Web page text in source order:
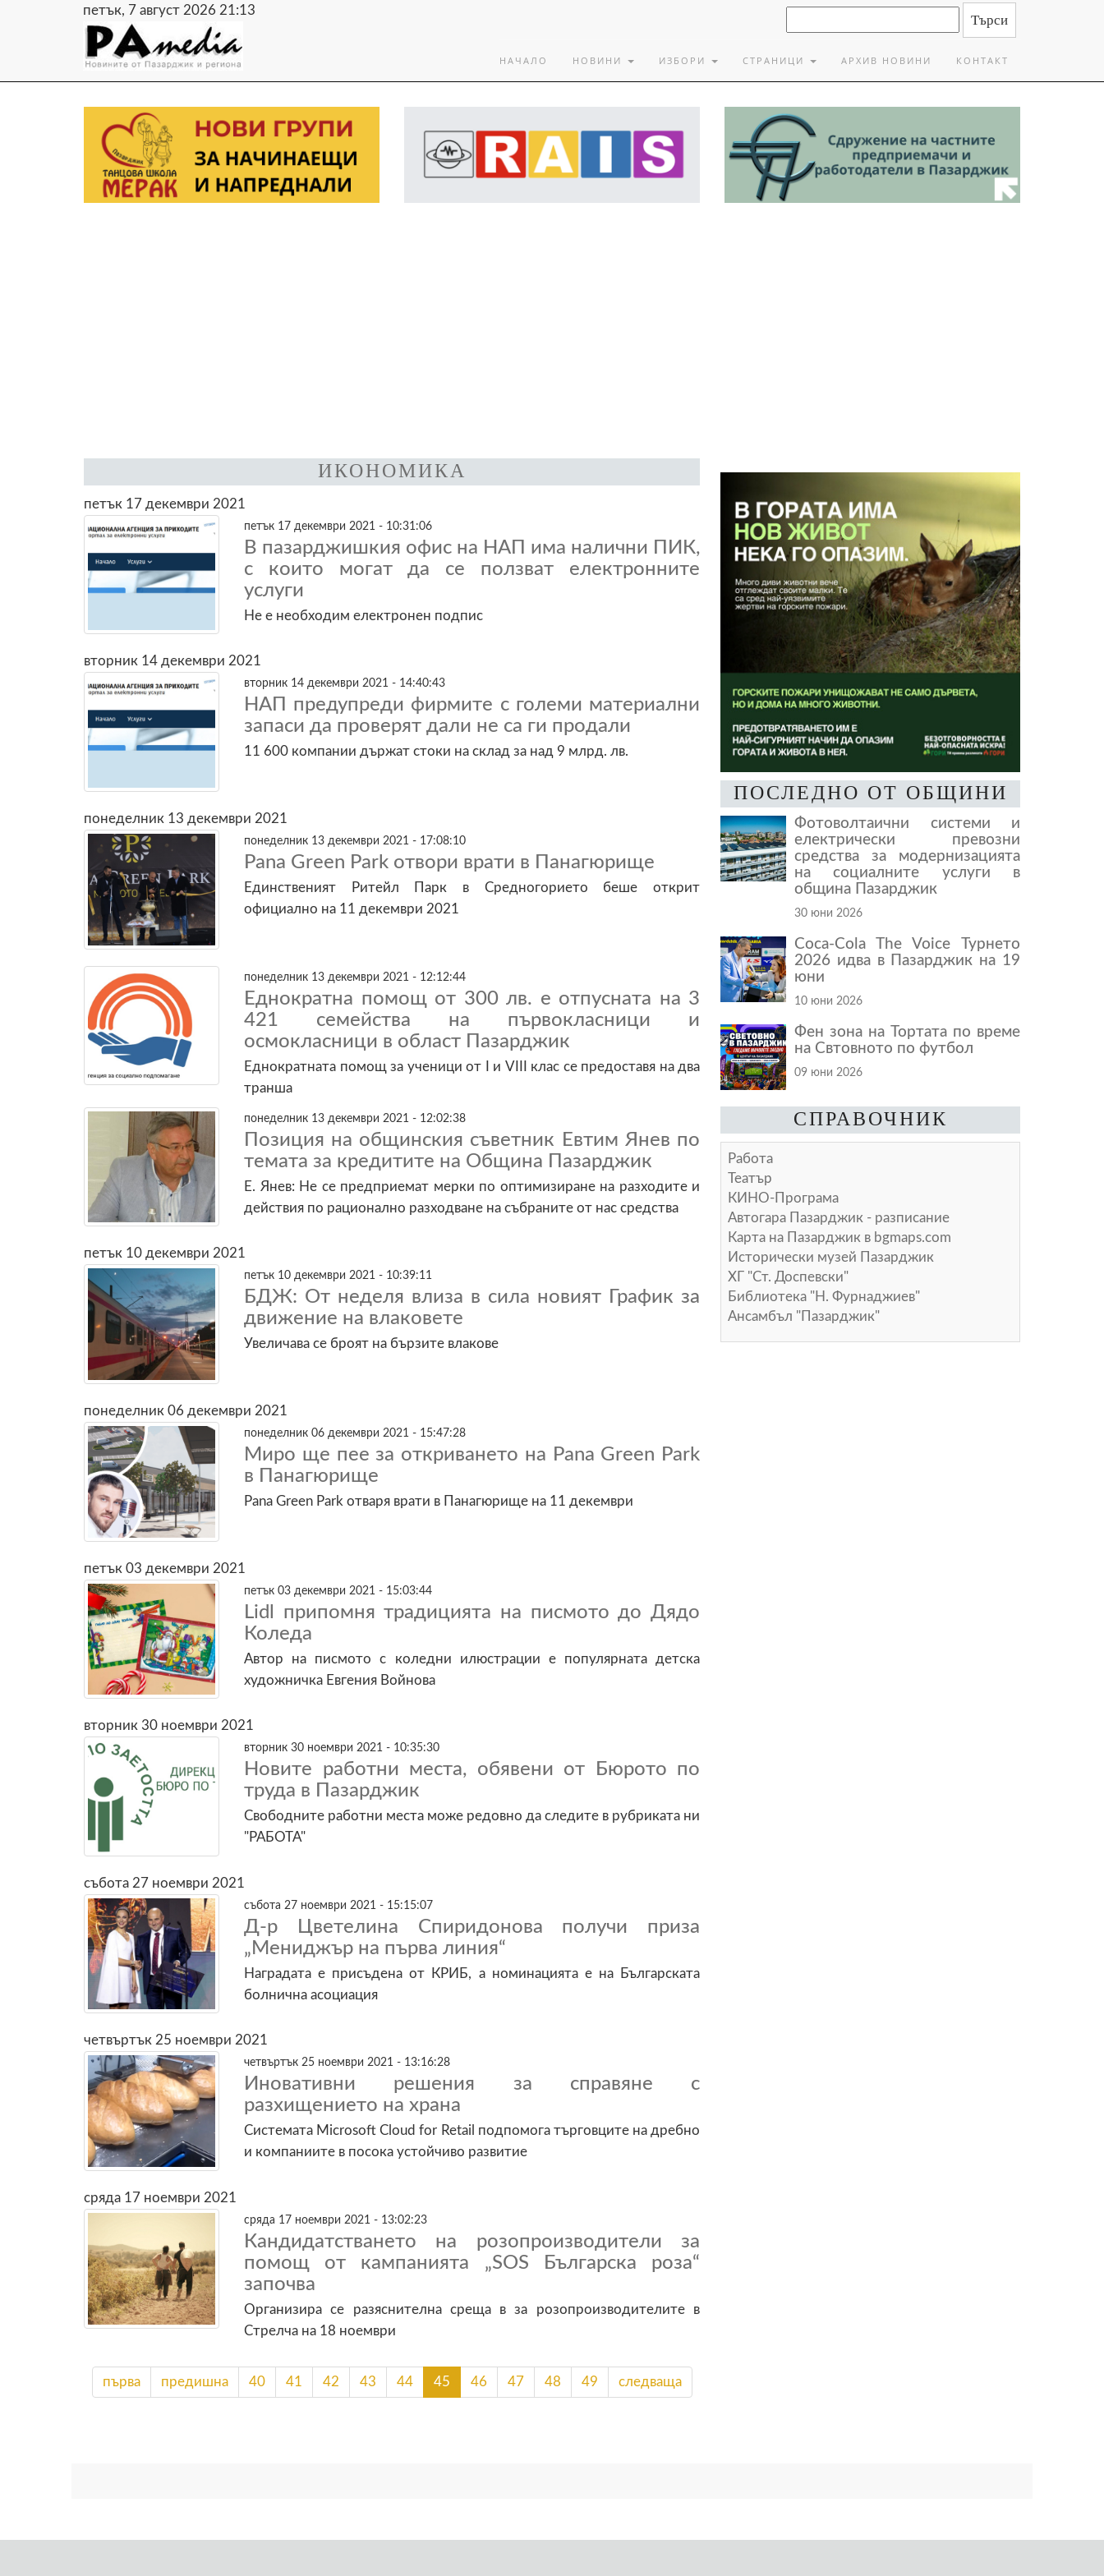
петък, 7 август 2026 21:13
НАЧАЛО НОВИНИ ИЗБОРИ СТРАНИЦИ АРХИВ НОВИНИ КОНТАКТ
ИКОНОМИКА
петък 17 декември 2021
петък 17 декември 2021 - 10:31:06
В пазарджишкия офис на НАП има налични ПИК,
с които могат да се ползват електронните
услуги
Не е необходим електронен подпис
вторник 14 декември 2021
вторник 14 декември 2021 - 14:40:43
НАП предупреди фирмите с големи материални
запаси да проверят дали не са ги продали
11 600 компании държат стоки на склад за над 9 млрд. лв.
понеделник 13 декември 2021
понеделник 13 декември 2021 - 17:08:10
Pana Green Park отвори врати в Панагюрище
Единственият Ритейл Парк в Средногорието беше открит
официално на 11 декември 2021
понеделник 13 декември 2021 - 12:12:44
Еднократна помощ от 300 лв. е отпусната на 3
421 семейства на първокласници и
осмокласници в област Пазарджик
Еднократната помощ за ученици от I и VIII клас се предоставя на два
транша
понеделник 13 декември 2021 - 12:02:38
Позиция на общинския съветник Евтим Янев по
темата за кредитите на Община Пазарджик
Е. Янев: Не се предприемат мерки по оптимизиране на разходите и
действия по рационално разходване на събраните от нас средства
петък 10 декември 2021
петък 10 декември 2021 - 10:39:11
БДЖ: От неделя влиза в сила новият График за
движение на влаковете
Увеличава се броят на бързите влакове
понеделник 06 декември 2021
понеделник 06 декември 2021 - 15:47:28
Миро ще пее за откриването на Pana Green Park
в Панагюрище
Pana Green Park отваря врати в Панагюрище на 11 декември
петък 03 декември 2021
петък 03 декември 2021 - 15:03:44
Lidl припомня традицията на писмото до Дядо
Коледа
Автор на писмото с коледни илюстрации е популярната детска
художничка Евгения Войнова
вторник 30 ноември 2021
вторник 30 ноември 2021 - 10:35:30
Новите работни места, обявени от Бюрото по
труда в Пазарджик
Свободните работни места може редовно да следите в рубриката ни
"РАБОТА"
събота 27 ноември 2021
събота 27 ноември 2021 - 15:15:07
Д-р Цветелина Спиридонова получи приза
„Мениджър на първа линия“
Наградата е присъдена от КРИБ, а номинацията е на Българската
болнична асоциация
четвъртък 25 ноември 2021
четвъртък 25 ноември 2021 - 13:16:28
Иновативни решения за справяне с
разхищението на храна
Системата Microsoft Cloud for Retail подпомога търговците на дребно
и компаниите в посока устойчиво развитие
сряда 17 ноември 2021
сряда 17 ноември 2021 - 13:02:23
Кандидатстването на розопроизводители за
помощ от кампанията „SOS Българска роза“
започва
Организира се разяснителна среща в за розопроизводителите в
Стрелча на 18 ноември
първа предишна 40 41 42 43 44 45 46 47 48 49 следваща
ПОСЛЕДНО ОТ ОБЩИНИ
Фотоволтаични системи и
електрически превозни
средства за модернизацията
на социалните услуги в
община Пазарджик
30 юни 2026
Coca-Cola The Voice Турнето
2026 идва в Пазарджик на 19
юни
10 юни 2026
Фен зона на Тортата по време
на Свтовното по футбол
09 юни 2026
СПРАВОЧНИК
Работа
Театър
КИНО-Програма
Автогара Пазарджик - разписание
Карта на Пазарджик в bgmaps.com
Исторически музей Пазарджик
ХГ "Ст. Доспевски"
Библиотека "Н. Фурнаджиев"
Ансамбъл "Пазарджик"